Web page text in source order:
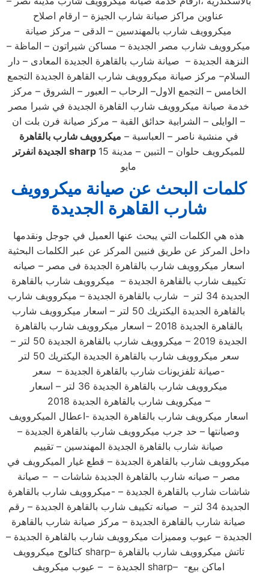
عناوين مراكز صيانة شارب الجيزة – ارقام اصلاح
ميكروويف شارب بالمهندسين – الدقى – مركز صيانة
ميكروويف شارب مصر الجديدة – مساكن شيراتون – الماظة –
النزهة الجديدة – صيانة شارب بالقاهرة الجديدة المعادى – دار
السلام– مركز صيانة ميكروويف شارب القاهرة الجديدة التجمع
الخامس – التجمع الاول– الرحاب – العبور – الشروق – مركز
خدمة صيانة ميكروويف شارب القاهرة الجديدة في شبرا مصر
– الوايلى – الشرابية حدائق القبة – مركز صيانة فرن بلت ان
في منشية ناصر – العباسية – ميكروويف شارب بالقاهرة
الجديدة انفرتر sharp للميكرويف حلوان – التبين – مدينة 15
مايو
كلمات البحث عن صيانة ميكروويف
شارب القاهرة الجديدة
هذه هي الكلمات التي يبحث عنها العميل في جوجل ونقدمها
داخل المركز عن طريق فنيين المركز عن عبر الكلمات البحثية
اسعار ميكروويف شارب بالقاهرة الجديدة فى مصر – صيانه
تكييف شارب بالقاهرة الجديدة – ميكروويف شارب بالقاهرة
الجديدة 34 لتر – شارب بالقاهرة الجديدة – ميكروويف شارب
بالقاهرة الجديدة اليكتريك 50 لتر – اسعار ميكروويف شارب
بالقاهرة الجديدة 2018 – اسعار ميكروويف شارب بالقاهرة
الجديدة 2019 – ميكروويف شارب بالقاهرة الجديدة 50 لتر –
سعر ميكروويف شارب بالقاهرة الجديدة اليكتريك 50 لتر
-صيانة تلفزيونات شارب بالقاهرة الجديدة – سعر
ميكروويف شارب بالقاهرة الجديدة 36 لتر – اسعار
ميكرويف شارب بالقاهرة الجديدة 2018 –
اسعار ميكرويف شارب بالقاهرة الجديدة -اعطال الميكروويف
وصيانتها – حد جرب ميكروويف شارب بالقاهرة الجديدة –
صيانة شارب بالقاهرة الجديدة المهندسين – تقييم
ميكروويف شارب بالقاهرة الجديدة – قطع غيار الميكرويف في
مصر – صيانه شارب بالقاهرة الجديدة شاشات – – صيانة
شاشات شارب بالقاهرة الجديدة – -ميكروويف شارب بالقاهرة
الجديدة 34 لتر – صيانه تكييف شارب بالقاهرة الجديدة – رقم
صيانة شارب بالقاهرة الجديدة – مركز صيانة شارب بالقاهرة
الجديدة – عيوب ومميزات ميكروويف شارب بالقاهرة الجديدة –
كتالوج ميكروويف sharp– تاتش ميكروويف شارب بالقاهرة
الجديدة – – عيوب ميكرويف sharp– -اماكن بيع